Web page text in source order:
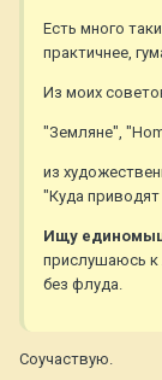
Есть много
практичнее,
Из моих
"Земляне",
из
"Куда
Ищу
прислушаюсь
без флуда.
Соучаствую.